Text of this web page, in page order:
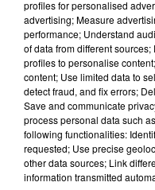
15h54
Tags
14h33
Au
avec
profiles for personalised
advertising; Measure
performance; Understand
of data from different
profiles to personalise
content; Use limited data to
detect fraud, and fix errors;
Save and communicate
process personal data such
following functionalities:
requested; Use precise
other data sources; Link
information transmitted